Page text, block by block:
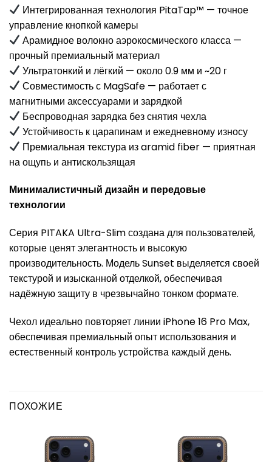
Интегрированная технология PitaTap™ — точное
управление кнопкой камеры
Арамидное волокно аэрокосмического класса —
прочный премиальный материал
Ультратонкий и лёгкий — около 0.9 мм и ~20 г
Совместимость с MagSafe — работает с
магнитными аксессуарами и зарядкой
Беспроводная зарядка без снятия чехла
Устойчивость к царапинам и ежедневному износу
Премиальная текстура из aramid fiber — приятная
на ощупь и антискользящая
Минималистичный дизайн и передовые
технологии
Серия PITAKA Ultra-Slim создана для пользователей,
которые ценят элегантность и высокую
производительность. Модель Sunset выделяется своей
текстурой и изысканной отделкой, обеспечивая
надёжную защиту в чрезвычайно тонком формате.
Чехол идеально повторяет линии iPhone 16 Pro Max,
обеспечивая премиальный опыт использования и
естественный контроль устройства каждый день.
ПОХОЖИЕ